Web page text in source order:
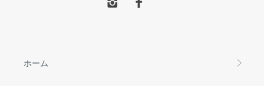
ホーム